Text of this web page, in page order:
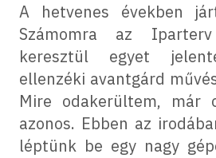
A hetvenes években
Számomra az
keresztül egyet
ellenzéki avantgárd
Mire odakerültem, már
azonos. Ebben az
léptünk be egy nagy